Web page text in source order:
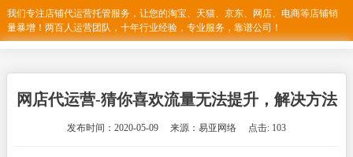
我们专注店铺代运营托管服务，让您的淘宝、天猫、京东、网店、电商等店铺销
量暴增！两百人运营团队，十年行业经验，专业服务，靠谱公司！
网店代运营-猜你喜欢流量无法提升，解决方法
发布时间：2020-05-09 来源：易亚网络 点击: 103